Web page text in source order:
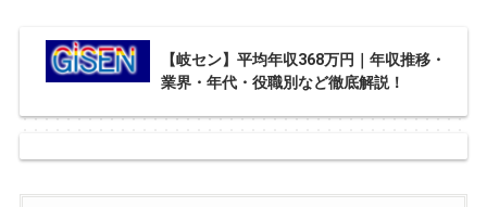
【岐セン】平均年収368万円｜年収推移・
業界・年代・役職別など徹底解説！